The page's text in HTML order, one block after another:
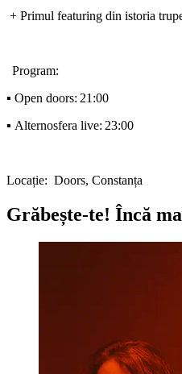
+ Primul featuring din istoria
Program:
▪️ Open doors: 21:00
▪️ Alternosfera live: 23:00
Locație: Doors, Constanța
Grăbește-te! Încă